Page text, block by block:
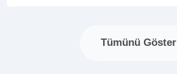
Tümünü Göster